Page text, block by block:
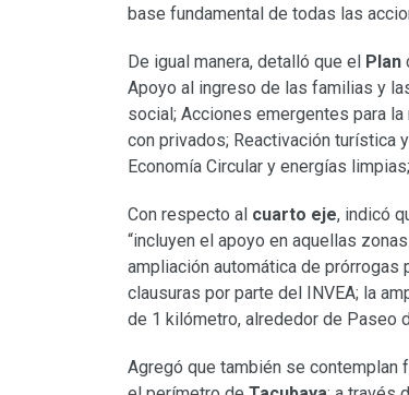
base fundamental de todas las
De igual manera, detalló que el Plan
Apoyo al ingreso de las familias y
social; Acciones emergentes para
con privados; Reactivación turística
Economía Circular y energías
Con respecto al cuarto eje, indicó
“incluyen el apoyo en aquellas
ampliación automática de
clausuras por parte del INVEA; la
de 1 kilómetro, alrededor de Paseo
Agregó que también se contemplan